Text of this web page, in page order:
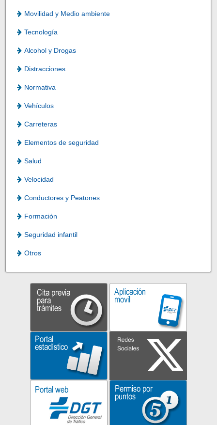
Movilidad y Medio ambiente
Tecnología
Alcohol y Drogas
Distracciones
Normativa
Vehículos
Carreteras
Elementos de seguridad
Salud
Velocidad
Conductores y Peatones
Formación
Seguridad infantil
Otros